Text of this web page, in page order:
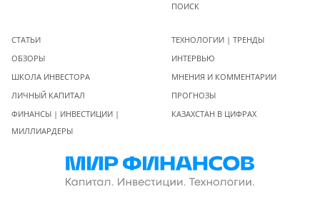
ПОИСК
СТАТЬИ
ОБЗОРЫ
ШКОЛА ИНВЕСТОРА
ЛИЧНЫЙ КАПИТАЛ
ФИНАНСЫ | ИНВЕСТИЦИИ |
МИЛЛИАРДЕРЫ
ТЕХНОЛОГИИ | ТРЕНДЫ
ИНТЕРВЬЮ
МНЕНИЯ И КОММЕНТАРИИ
ПРОГНОЗЫ
КАЗАХСТАН В ЦИФРАХ